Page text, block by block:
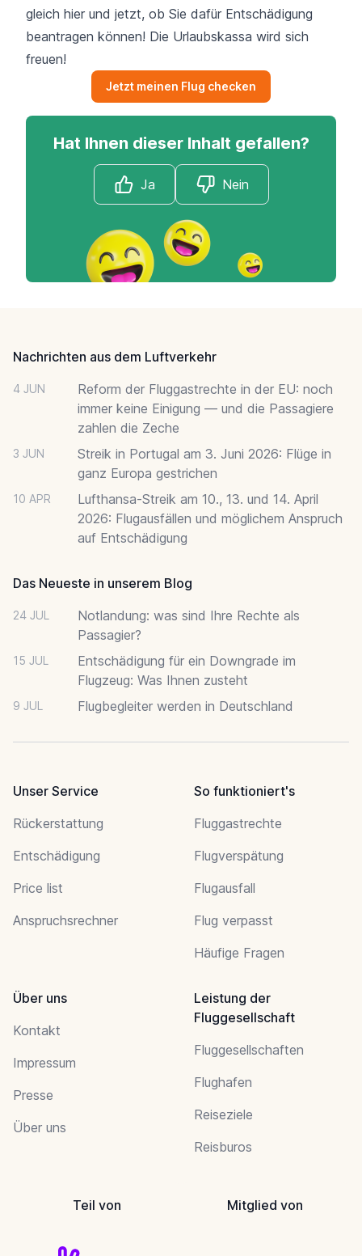
gleich hier und jetzt, ob Sie dafür Entschädigung
beantragen können! Die Urlaubskassa wird sich
freuen!
Jetzt meinen Flug checken
Hat Ihnen dieser Inhalt gefallen?
Ja Nein
Nachrichten aus dem Luftverkehr
4 JUN
Reform der Fluggastrechte in der EU: noch
immer keine Einigung — und die Passagiere
zahlen die Zeche
3 JUN
Streik in Portugal am 3. Juni 2026: Flüge in
ganz Europa gestrichen
10 APR
Lufthansa-Streik am 10., 13. und 14. April
2026: Flugausfällen und möglichem Anspruch
auf Entschädigung
Das Neueste in unserem Blog
24 JUL
Notlandung: was sind Ihre Rechte als
Passagier?
15 JUL
Entschädigung für ein Downgrade im
Flugzeug: Was Ihnen zusteht
9 JUL Flugbegleiter werden in Deutschland
Unser Service
Rückerstattung
Entschädigung
Price list
Anspruchsrechner
So funktioniert's
Fluggastrechte
Flugverspätung
Flugausfall
Flug verpasst
Häufige Fragen
Über uns
Kontakt
Impressum
Presse
Über uns
Leistung der
Fluggesellschaft
Fluggesellschaften
Flughafen
Reiseziele
Reisburos
Teil von Mitglied von